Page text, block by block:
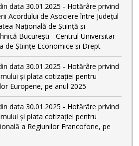
data 30.01.2025 - Hotărâre privind
Acordului de Asociere între Județul
Națională de Știință și
București - Centrul Universitar
de Științe Economice și Drept
data 30.01.2025 - Hotărâre privind
și plata cotizației pentru
Europene, pe anul 2025
data 30.01.2025 - Hotărâre privind
și plata cotizației pentru
a Regiunilor Francofone, pe